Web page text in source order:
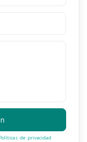
de privacidad